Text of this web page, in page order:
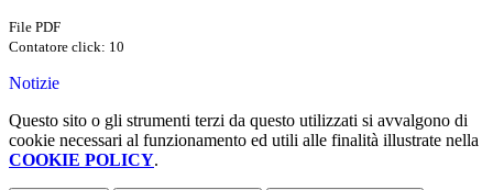
File PDF
Contatore click: 10
Notizie
Questo sito o gli strumenti terzi da questo utilizzati si avvalgono di
cookie necessari al funzionamento ed utili alle finalità illustrate nella
COOKIE POLICY.